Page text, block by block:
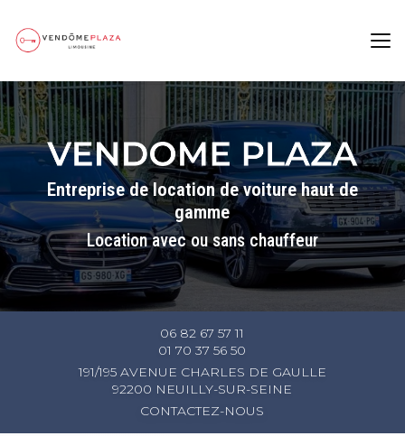
contenu
Entreprise de location de voiture haut de
gamme
Location avec ou sans chauffeur
06 82 67 57 11
01 70 37 56 50
191/195 AVENUE CHARLES DE GAULLE
92200 NEUILLY-SUR-SEINE
CONTACTEZ-NOUS